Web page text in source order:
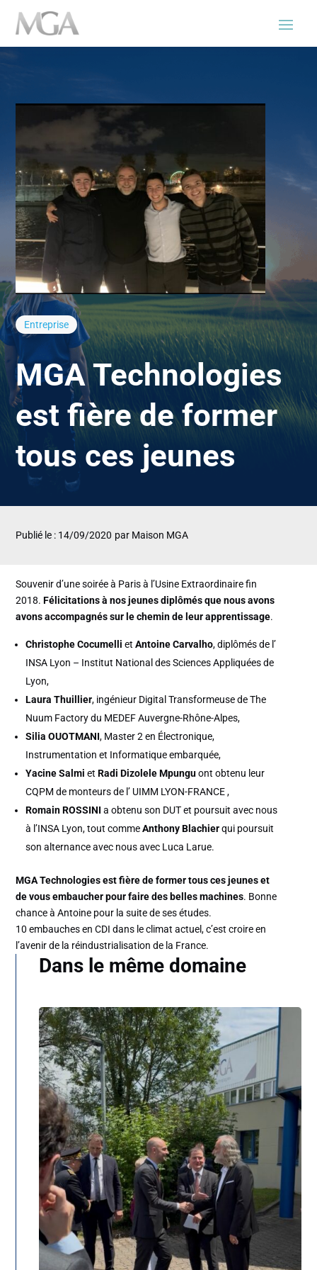
Entreprise
MGA Technologies
est fière de former
tous ces jeunes
Publié le : 14/09/2020 par Maison MGA
Souvenir d’une soirée à Paris à l’Usine Extraordinaire fin
2018.Félicitations à nos jeunes diplômés que nous avons
avons accompagnés sur le chemin de leur apprentissage.
Christophe Cocumelli etAntoine Carvalho, diplômés de l’
INSA Lyon – Institut National des Sciences Appliquées de
Lyon,
Laura Thuillier, ingénieur Digital Transformeuse de The
Nuum Factory du MEDEF Auvergne-Rhône-Alpes,
Silia OUOTMANI, Master 2 en Électronique,
Instrumentation et Informatique embarquée,
Yacine Salmi etRadi Dizolele Mpunguont obtenu leur
CQPM de monteurs de l’ UIMM LYON-FRANCE ,
Romain ROSSINI a obtenu son DUT et poursuit avec nous
à l’INSA Lyon, tout commeAnthony Blachierqui poursuit
son alternance avec nous avec Luca Larue.
MGA Technologies est fière de former tous ces jeunes et
de vous embaucher pour faire des belles machines. Bonne
chance à Antoine pour la suite de ses études.
10 embauches en CDI dans le climat actuel, c’est croire en
l’avenir de la réindustrialisation de la France.
Dans le même domaine